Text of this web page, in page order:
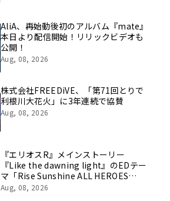
AliA、再始動後初のアルバム『mate』
本日より配信開始！リリックビデオも
公開！
Aug, 08, 2026
株式会社FREEDiVE、「第71回とりで
利根川大花火」に3年連続で協賛
Aug, 08, 2026
『エリオスR』メインストーリー
『Like the dawning light』のEDテー
マ「Rise Sunshine ALL HEROES
Ver.」がフルサイズ配信決定！
Aug, 08, 2026